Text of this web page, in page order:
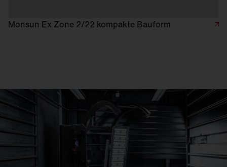
Monsun Ex Zone 2/22 kompakte Bauform